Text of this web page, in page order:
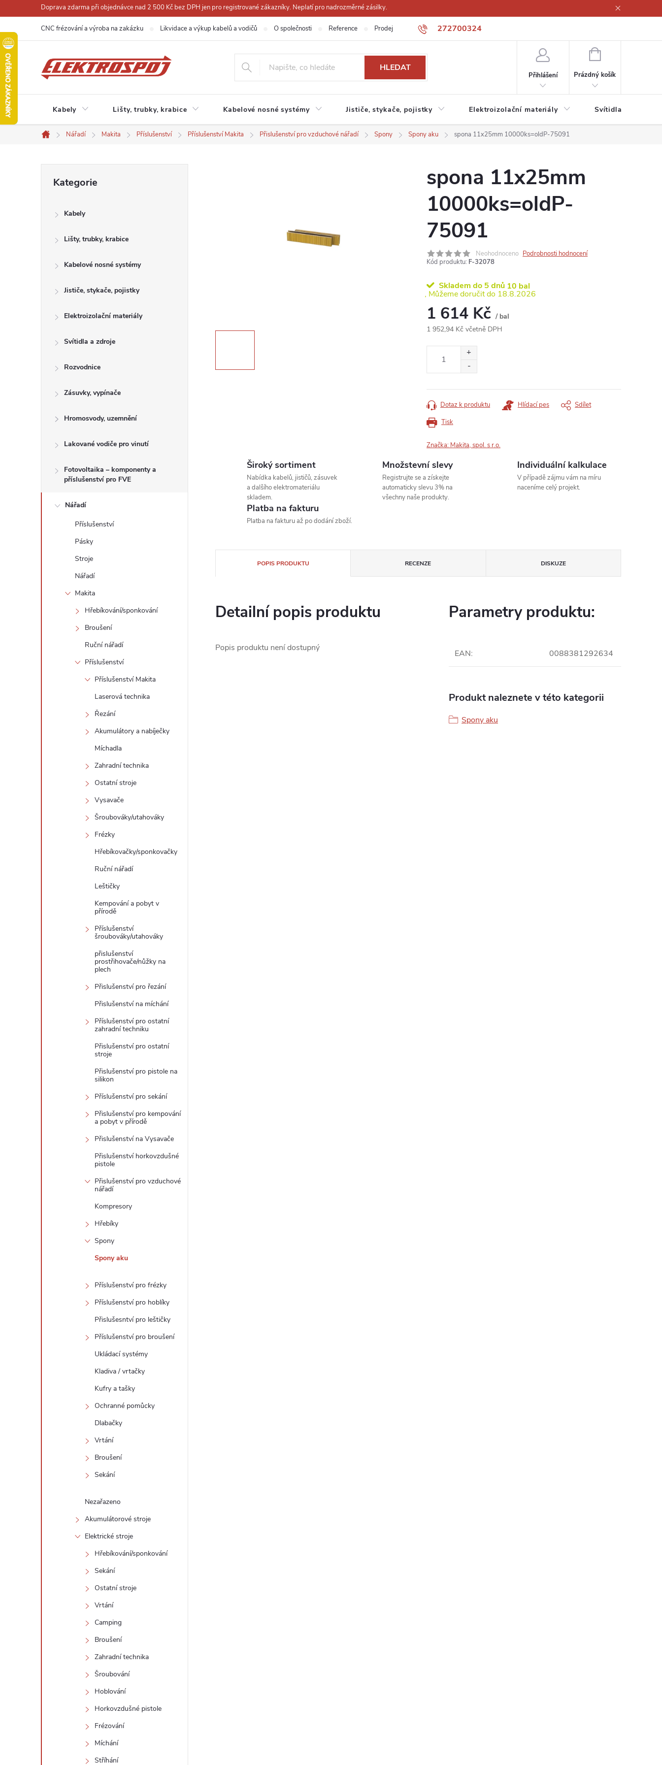
na
obsah
Doprava zdarma při objednávce nad 2 500 Kč bez DPH jen pro registrované zákazníky. Neplatí pro nadrozměrné zásilky.
272700324
CNC frézování a výroba na zakázku Likvidace a výkup kabelů a vodičů O společnosti Reference Prodejna Obchodní podmínky
HLEDAT
Přihlášení
NÁKUPNÍ
Prázdný košík
Kabely Lišty, trubky, krabice Kabelové nosné systémy Jističe, stykače, pojistky Elektroizolační materiály Svítidla a zdroje
Domů
Nářadí Makita Příslušenství Příslušenství Makita Přislušenství pro vzduchové nářadí Spony Spony aku spona 11x25mm 10000ks=oldP-75091
l
kategorie
Kategorie
Kabely
Lišty, trubky, krabice
Kabelové nosné systémy
Jističe, stykače, pojistky
Elektroizolační materiály
Svítidla a zdroje
Rozvodnice
Zásuvky, vypínače
Hromosvody, uzemnění
Lakované vodiče pro vinutí
Fotovoltaika – komponenty a
příslušenství pro FVE
Nářadí
Příslušenství
Pásky
Stroje
Nářadí
Makita
Hřebíkování/sponkování
Broušení
Ruční nářadí
Příslušenství
Příslušenství Makita
Laserová technika
Řezání
Akumulátory a nabíječky
Míchadla
Zahradní technika
Ostatní stroje
Vysavače
Šroubováky/utahováky
Frézky
Hřebíkovačky/sponkovačky
Ruční nářadí
Leštičky
Kempování a pobyt v
přírodě
Příslušenství
šroubováky/utahováky
přislušenství
prostřihovače/nůžky na
plech
Přislušenství pro řezání
Přislušenství na míchání
Příslušenství pro ostatní
zahradní techniku
Přislušenství pro ostatní
stroje
Přislušenství pro pistole na
silikon
Příslušenství pro sekání
Přislušenství pro kempování
a pobyt v přírodě
Přislušenství na Vysavače
Přislušenství horkovzdušné
pistole
Přislušenství pro vzduchové
nářadí
Kompresory
Hřebíky
Spony
Spony aku
Příslušenství pro frézky
Příslušenství pro hoblíky
Přislušesntví pro leštičky
Příslušenství pro broušení
Ukládací systémy
Kladiva / vrtačky
Kufry a tašky
Ochranné pomůcky
Dlabačky
Vrtání
Broušení
Sekání
Nezařazeno
Akumulátorové stroje
Elektrické stroje
Hřebíkování/sponkování
Sekání
Ostatní stroje
Vrtání
Camping
Broušení
Zahradní technika
Šroubování
Hoblování
Horkovzdušné pistole
Frézování
Míchání
Stříhání
spona 11x25mm
10000ks=oldP-
75091
Neohodnoceno Podrobnosti hodnocení
Kód produktu: F-32078
Skladem do 5 dnů 10 bal
18.8.2026
1 614 Kč / bal
1 952,94 Kč včetně DPH
Tisk
Dotaz k produktu Hlídací pes Sdílet
Značka: Makita, spol. s r.o.
Široký sortiment
Nabídka kabelů, jističů, zásuvek
a dalšího elektromateriálu
skladem.
Množstevní slevy
Registrujte se a získejte
automaticky slevu 3% na
všechny naše produkty.
Individuální kalkulace
V případě zájmu vám na míru
naceníme celý projekt.
Platba na fakturu
Platba na fakturu až po dodání zboží.
POPIS PRODUKTU RECENZE DISKUZE
Detailní popis produktu
Popis produktu není dostupný
Parametry produktu:
EAN: 0088381292634
Produkt naleznete v této kategorii
Spony aku